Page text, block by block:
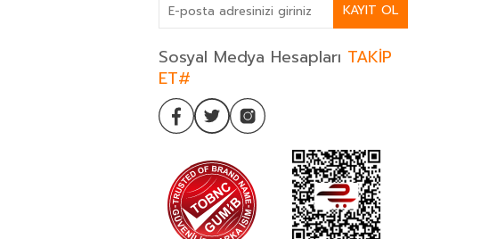
KAYIT OL
Sosyal Medya Hesapları TAKİP
ET#